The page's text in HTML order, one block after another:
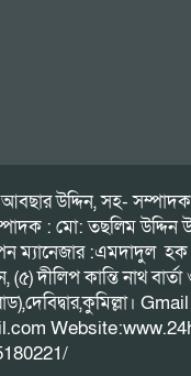
উদ্দিন, সহ- সম্পাদক
সম্পাদক : মো: তছলিম
ম্যানেজার :এমদাদুল হক
দীলিপ কান্তি নাথ বার্তা
Gmail